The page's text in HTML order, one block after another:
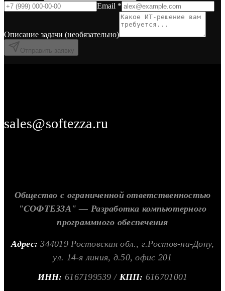
Email *
Описание задачи (необязательно)
Отправить заявку
sales@softezza.ru
Общество с ограниченной ответственностью
"СОФТЕЗЗА" — Разработка компьютерного
программного обеспечения
Адрес: 344019 Ростовская обл., г.Ростов-на-Дону,
ул. 14-я линия, д.50, офис 201
ИНН: 6167199539 / КПП: 616701001